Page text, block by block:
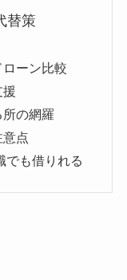
替策
ーン比較
援
の網羅
点
でも借りれる